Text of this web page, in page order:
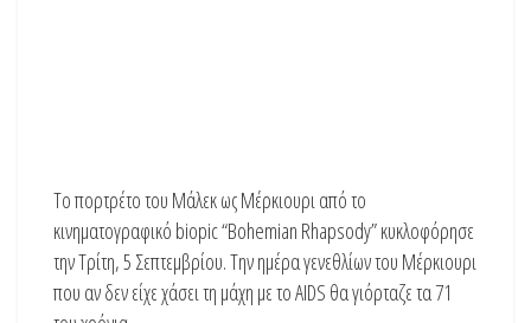
Το πορτρέτο του Μάλεκ ως Μέρκιουρι από το
κινηματογραφικό biopic “Bohemian Rhapsody” κυκλοφόρησε
την Τρίτη, 5 Σεπτεμβρίου. Την ημέρα γενεθλίων του Μέρκιουρι
που αν δεν είχε χάσει τη μάχη με το AIDS θα γιόρταζε τα 71